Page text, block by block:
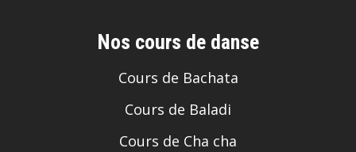
Nos cours de danse
Cours de Bachata
Cours de Baladi
Cours de Cha cha